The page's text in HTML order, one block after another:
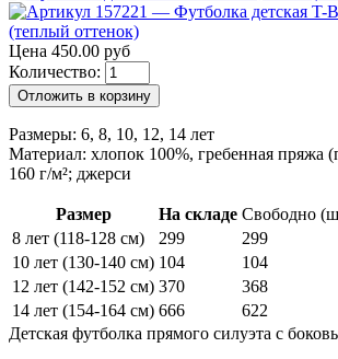
Цена 450.00 руб
Количество:
Отложить в корзину
Размеры: 6, 8, 10, 12, 14 лет
Материал: хлопок 100%, гребенная пряжа
160 г/м²; джерси
Размер На складе Свободно
8 лет (118-128 см)
299
299
10 лет (130-140 см) 104
104
12 лет (142-152 см) 370
368
14 лет (154-164 см) 666
622
Детская футболка прямого силуэта с